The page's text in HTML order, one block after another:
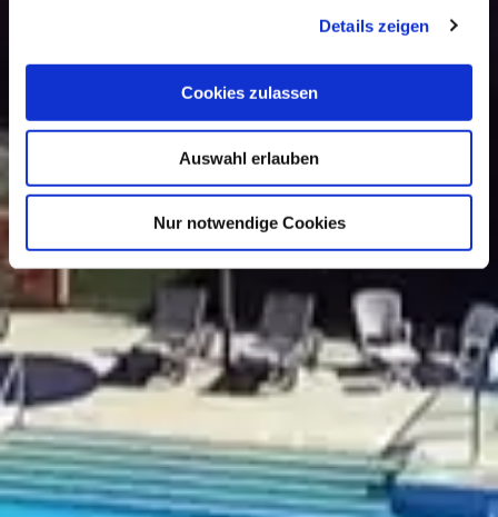
Details zeigen
Cookies zulassen
Auswahl erlauben
Nur notwendige Cookies